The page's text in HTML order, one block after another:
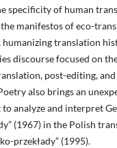
specificity of human
manifestos of eco-
humanizing translation
discourse focused on
post-editing,
also brings an
analyze and interpret
(1967) in the Polish
przekłady” (1995).